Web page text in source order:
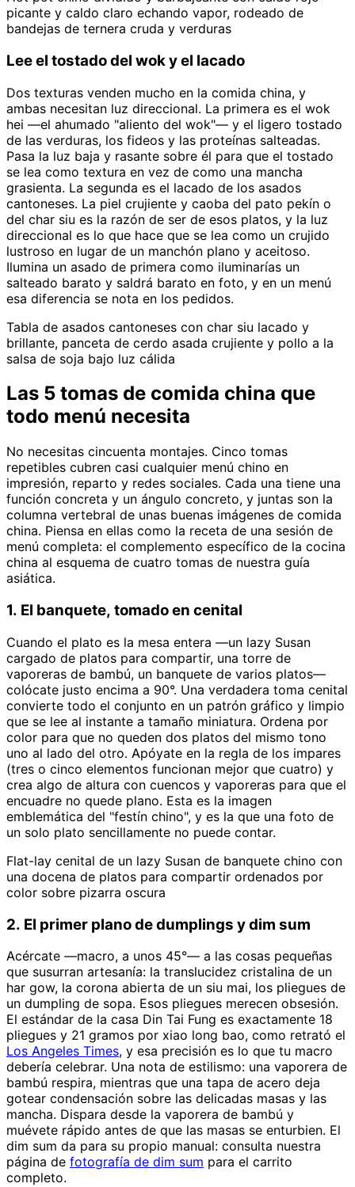
picante y caldo claro echando vapor, rodeado de
bandejas de ternera cruda y verduras
Lee el tostado del wok y el lacado
Dos texturas venden mucho en la comida china, y
ambas necesitan luz direccional. La primera es el wok
hei —el ahumado "aliento del wok"— y el ligero tostado
de las verduras, los fideos y las proteínas salteadas.
Pasa la luz baja y rasante sobre él para que el tostado
se lea como textura en vez de como una mancha
grasienta. La segunda es el lacado de los asados
cantoneses. La piel crujiente y caoba del pato pekín o
del char siu es la razón de ser de esos platos, y la luz
direccional es lo que hace que se lea como un crujido
lustroso en lugar de un manchón plano y aceitoso.
Ilumina un asado de primera como iluminarías un
salteado barato y saldrá barato en foto, y en un menú
esa diferencia se nota en los pedidos.
Tabla de asados cantoneses con char siu lacado y
brillante, panceta de cerdo asada crujiente y pollo a la
salsa de soja bajo luz cálida
Las 5 tomas de comida china que
todo menú necesita
No necesitas cincuenta montajes. Cinco tomas
repetibles cubren casi cualquier menú chino en
impresión, reparto y redes sociales. Cada una tiene una
función concreta y un ángulo concreto, y juntas son la
columna vertebral de unas buenas imágenes de comida
china. Piensa en ellas como la receta de una sesión de
menú completa: el complemento específico de la cocina
china al esquema de cuatro tomas de nuestra guía
asiática.
1. El banquete, tomado en cenital
Cuando el plato es la mesa entera —un lazy Susan
cargado de platos para compartir, una torre de
vaporeras de bambú, un banquete de varios platos—
colócate justo encima a 90°. Una verdadera toma cenital
convierte todo el conjunto en un patrón gráfico y limpio
que se lee al instante a tamaño miniatura. Ordena por
color para que no queden dos platos del mismo tono
uno al lado del otro. Apóyate en la regla de los impares
(tres o cinco elementos funcionan mejor que cuatro) y
crea algo de altura con cuencos y vaporeras para que el
encuadre no quede plano. Esta es la imagen
emblemática del "festín chino", y es la que una foto de
un solo plato sencillamente no puede contar.
Flat-lay cenital de un lazy Susan de banquete chino con
una docena de platos para compartir ordenados por
color sobre pizarra oscura
2. El primer plano de dumplings y dim sum
Acércate —macro, a unos 45°— a las cosas pequeñas
que susurran artesanía: la translucidez cristalina de un
har gow, la corona abierta de un siu mai, los pliegues de
un dumpling de sopa. Esos pliegues merecen obsesión.
El estándar de la casa Din Tai Fung es exactamente 18
pliegues y 21 gramos por xiao long bao, como retrató el
Los Angeles Times, y esa precisión es lo que tu macro
debería celebrar. Una nota de estilismo: una vaporera de
bambú respira, mientras que una tapa de acero deja
gotear condensación sobre las delicadas masas y las
mancha. Dispara desde la vaporera de bambú y
muévete rápido antes de que las masas se enturbien. El
dim sum da para su propio manual: consulta nuestra
página de fotografía de dim sum para el carrito
completo.